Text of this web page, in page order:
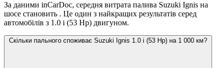
За даними inCarDoc, середня витрата палива Suzuki Ignis на
шосе становить . Це один з найкращих результатів серед
автомобілів з 1.0 i (53 Hp) двигуном.
Скільки пального споживає Suzuki Ignis 1.0 i (53 Hp) на 1 000 км?